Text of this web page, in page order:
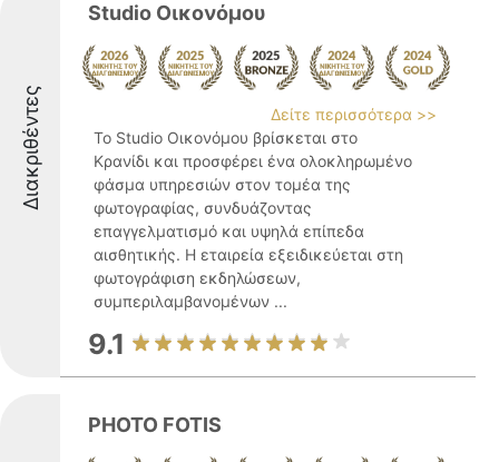
Διακριθέντες
Studio Οικονόμου
Δείτε περισσότερα >>
Το Studio Οικονόμου βρίσκεται στο
Κρανίδι και προσφέρει ένα ολοκληρωμένο
φάσμα υπηρεσιών στον τομέα της
φωτογραφίας, συνδυάζοντας
επαγγελματισμό και υψηλά επίπεδα
αισθητικής. Η εταιρεία εξειδικεύεται στη
φωτογράφιση εκδηλώσεων,
συμπεριλαμβανομένων ...
9.1
PHOTO FOTIS